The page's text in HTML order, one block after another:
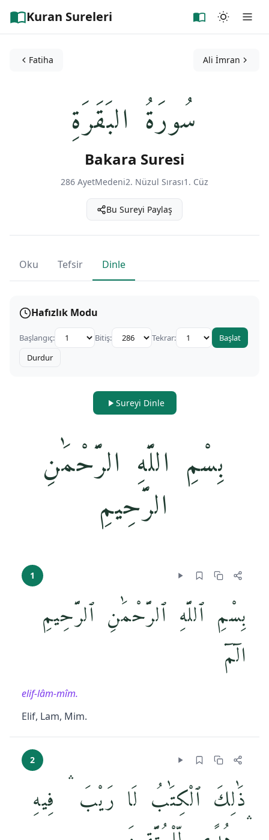
Kuran Sureleri
Fatiha Ali İmran
سُورَةُ البَقَرَةِ
Bakara Suresi
286 AyetMedeni2. Nüzul Sırası1. Cüz
Bu Sureyi Paylaş
Oku Tefsir Dinle
Hafızlık Modu
Başlangıç: Bitiş: Tekrar:
Başlat
Durdur
Sureyi Dinle
بِسْمِ اللَّهِ الرَّحْمَٰنِ
الرَّحِيمِ
1
بِسْمِ ٱللَّهِ ٱلرَّحْمَٰنِ ٱلرَّحِيمِ
الٓمٓ
elif-lâm-mîm.
Elif, Lam, Mim.
2
ذَٰلِكَ ٱلْكِتَٰبُ لَا رَيْبَ ۛ فِيهِ